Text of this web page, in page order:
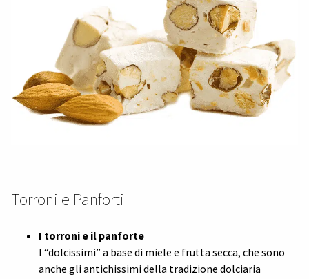
Torroni e Panforti
I torroni e il panforte
I “dolcissimi” a base di miele e frutta secca, che sono
anche gli antichissimi della tradizione dolciaria